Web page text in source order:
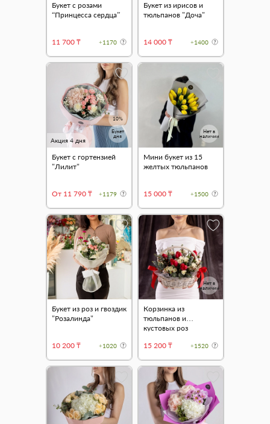
Букет с розами
“Принцесса сердца”
11 700 ₸ +1170
Букет из ирисов и
тюльпанов "Доча"
14 000 ₸ +1400
Акция 4 дня
10%
Букет
дня
Букет с гортензией
"Лилит"
От 11 790 ₸ +1179
Нет в
наличии
Мини букет из 15
желтых тюльпанов
15 000 ₸ +1500
Букет из роз и гвоздик
"Розалинда"
10 200 ₸ +1020
Нет в
наличии
Корзинка из
тюльпанов и
кустовых роз
15 200 ₸
+1520